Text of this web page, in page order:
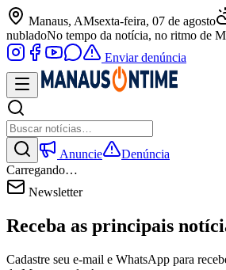
Manaus, AMsexta-feira, 07 de agosto
nubladoNo tempo da notícia, no ritmo de
Enviar denúncia
Anuncie
Denúncia
Carregando…
Newsletter
Receba as principais
Cadastre seu e-mail e WhatsApp para